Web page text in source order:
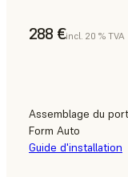
288 €incl. 20 % TVA
Assemblage du
Form Auto
Guide d'installation